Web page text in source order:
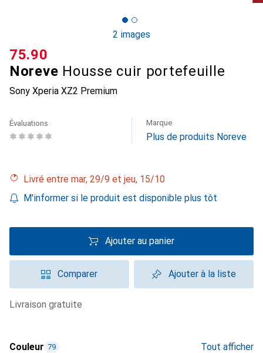
2 images
Noreve Housse cuir portefeuille
Sony Xperia XZ2 Premium
CHF
75.90
Évaluations Marque
Plus de produits Noreve
Livré entre mar, 29/9 et jeu, 15/10
M'informer si le produit est disponible plus tôt
Ajouter au panier
Comparer Ajouter à la liste
livraison gratuite
Couleur 79 Tout afficher